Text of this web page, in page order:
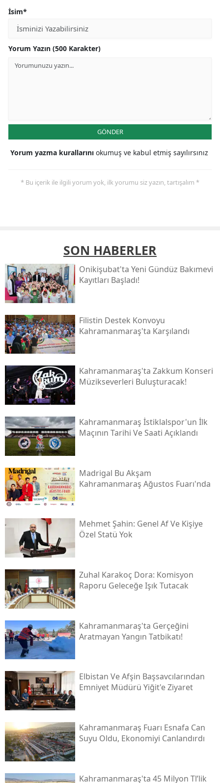
İsim*
Yorum Yazın (500 Karakter)
GÖNDER
Yorum yazma kurallarını okumuş ve kabul etmiş sayılırsınız
* Bu içerik ile ilgili yorum yok, ilk yorumu siz yazın, tartışalım *
SON HABERLER
Onikişubat'ta Yeni Gündüz Bakımevi
Kayıtları Başladı!
Filistin Destek Konvoyu
Kahramanmaraş'ta Karşılandı
Kahramanmaraş'ta Zakkum Konseri
Müzikseverleri Buluşturacak!
Kahramanmaraş İstiklalspor'un İlk
Maçının Tarihi Ve Saati Açıklandı
Madrigal Bu Akşam
Kahramanmaraş Ağustos Fuarı'nda
Mehmet Şahin: Genel Af Ve Kişiye
Özel Statü Yok
Zuhal Karakoç Dora: Komisyon
Raporu Geleceğe Işık Tutacak
Kahramanmaraş'ta Gerçeğini
Aratmayan Yangın Tatbikatı!
Elbistan Ve Afşin Başsavcılarından
Emniyet Müdürü Yiğit'e Ziyaret
Kahramanmaraş Fuarı Esnafa Can
Suyu Oldu, Ekonomiyi Canlandırdı
Kahramanmaraş'ta 45 Milyon Tl’lik